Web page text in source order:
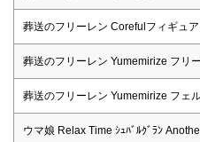
葬送のフリーレン Corefulフィギュ
葬送のフリーレン Yumemirize フリ
葬送のフリーレン Yumemirize フェ
ウマ娘 Relax Time ｼｭﾊﾞﾙｸﾞﾗﾝ